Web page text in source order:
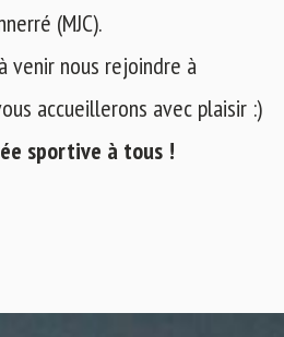
(MJC).
venir nous rejoindre à
accueillerons avec plaisir :)
sportive à tous !